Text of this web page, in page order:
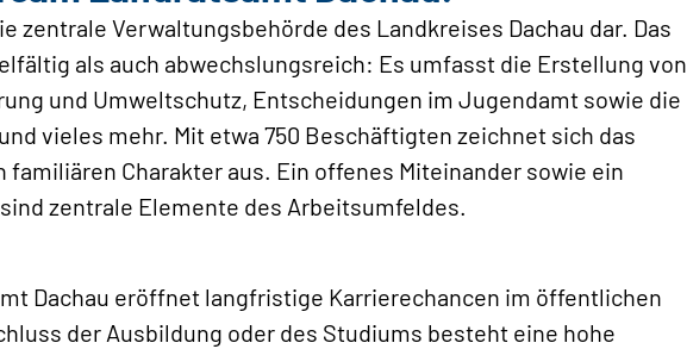
zentrale Verwaltungsbehörde des Landkreises Dachau dar. Das
als auch abwechslungsreich: Es umfasst die Erstellung von
und Umweltschutz, Entscheidungen im Jugendamt sowie die
vieles mehr. Mit etwa 750 Beschäftigten zeichnet sich das
familiären Charakter aus. Ein offenes Miteinander sowie ein
zentrale Elemente des Arbeitsumfeldes.
Dachau eröffnet langfristige Karrierechancen im öffentlichen
der Ausbildung oder des Studiums besteht eine hohe